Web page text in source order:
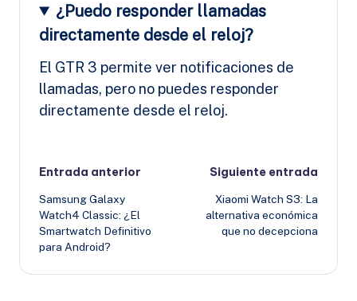
¿Puedo responder llamadas
directamente desde el reloj?
El GTR 3 permite ver notificaciones de
llamadas, pero no puedes responder
directamente desde el reloj.
Navegación
de
entradas
Entrada anterior
Samsung Galaxy
Watch4 Classic: ¿El
Smartwatch Definitivo
para Android?
Siguiente entrada
Xiaomi Watch S3: La
alternativa económica
que no decepciona